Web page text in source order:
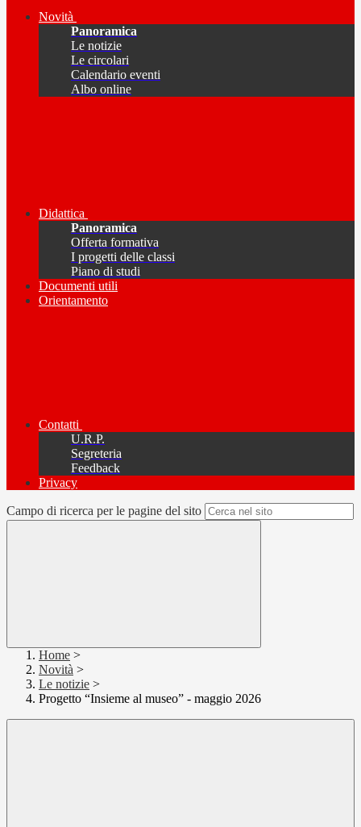
Novità
Panoramica
Le notizie
Le circolari
Calendario eventi
Albo online
Didattica
Panoramica
Offerta formativa
I progetti delle classi
Piano di studi
Documenti utili
Orientamento
Contatti
U.R.P.
Segreteria
Feedback
Privacy
Campo di ricerca per le pagine del sito
Home >
Novità >
Le notizie >
Progetto “Insieme al museo” - maggio 2026